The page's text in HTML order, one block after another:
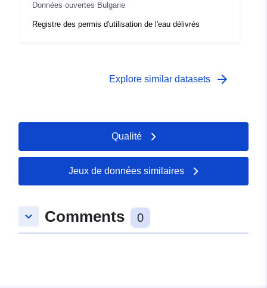
Données ouvertes Bulgarie
Registre des permis d'utilisation de l'eau délivrés
Explore similar datasets arrow_forward
Qualité
Jeux de données similaires
keyboard_arrow_down Comments 0